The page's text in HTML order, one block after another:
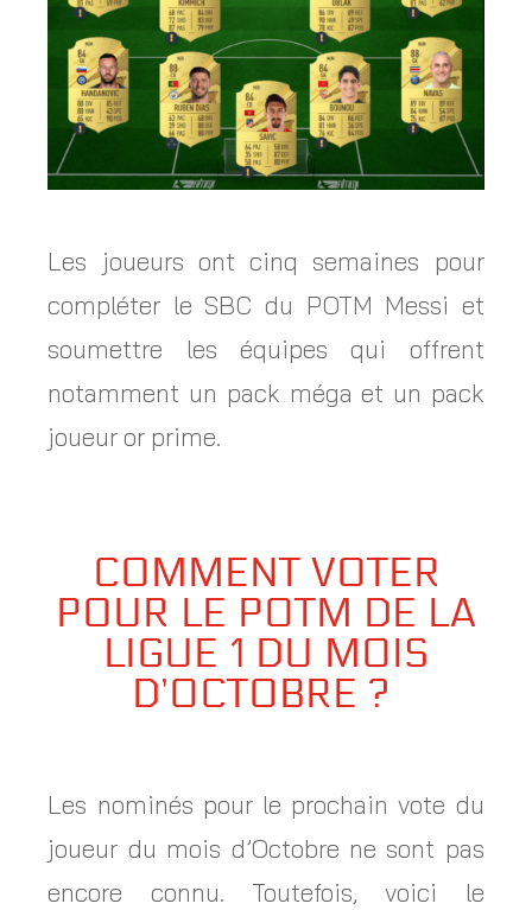
Les joueurs ont cinq semaines pour
compléter le SBC du POTM Messi et
soumettre les équipes qui offrent
notamment un pack méga et un pack
joueur or prime.
COMMENT VOTER
POUR LE POTM DE LA
LIGUE 1 DU MOIS
D’OCTOBRE ?
Les nominés pour le prochain vote du
joueur du mois d’Octobre ne sont pas
encore connu. Toutefois, voici le